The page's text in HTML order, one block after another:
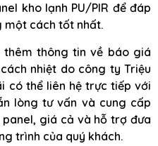
kho lạnh PU/PIR để đáp
một cách tốt nhất.
thêm thông tin về báo giá
nhiệt do công ty Triệu
có thể liên hệ trực tiếp với
lòng tư vấn và cung cấp
giá cả và hỗ trợ đưa
trình của quý khách.